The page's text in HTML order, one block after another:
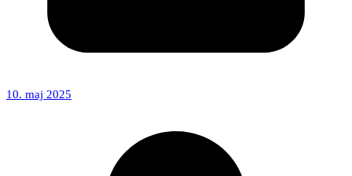
10. maj 2025